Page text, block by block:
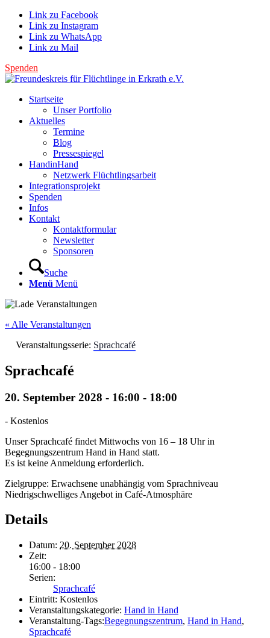
Link zu Facebook
Link zu Instagram
Link zu WhatsApp
Link zu Mail
Spenden
Startseite
Unser Portfolio
Aktuelles
Termine
Blog
Pressespiegel
HandinHand
Netzwerk Flüchtlingsarbeit
Integrationsprojekt
Spenden
Infos
Kontakt
Kontaktformular
Newsletter
Sponsoren
Suche
Menü Menü
« Alle Veranstaltungen
Veranstaltungsserie: Sprachcafé
Sprachcafé
20. September 2028 - 16:00 - 18:00
- Kostenlos
Unser Sprachcafé findet Mittwochs von 16 – 18 Uhr in
Begegnungszentrum Hand in Hand statt.
Es ist keine Anmeldung erforderlich.
Zielgruppe: Erwachsene unabhängig vom Sprachniveau
Niedrigschwelliges Angebot in Café-Atmosphäre
Details
Datum: 20. September 2028
Zeit:
16:00 - 18:00
Serien:
Sprachcafé
Eintritt: Kostenlos
Veranstaltungskategorie: Hand in Hand
Veranstaltung-Tags:Begegnungszentrum, Hand in Hand,
Sprachcafé